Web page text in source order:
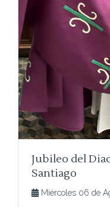
Jubileo del
Santiago
Miércoles 06 de